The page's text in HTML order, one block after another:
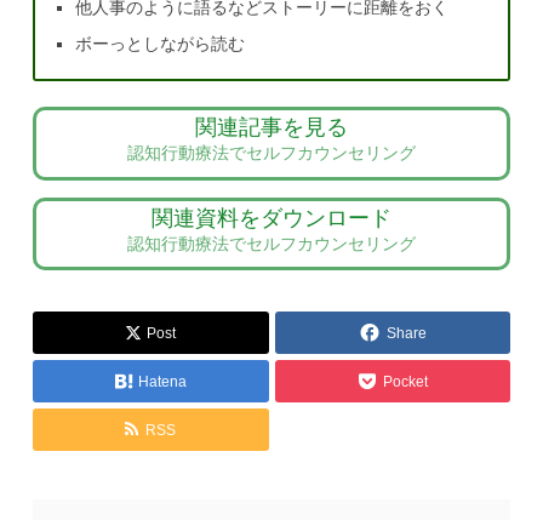
他人事のように語るなどストーリーに距離をおく
ボーっとしながら読む
関連記事を見る
認知行動療法でセルフカウンセリング
関連資料をダウンロード
認知行動療法でセルフカウンセリング
Post Share
Hatena Pocket
RSS